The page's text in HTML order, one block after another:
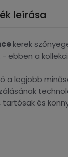
leírása
kerek
- ebben a
a legjobb
tartósak és